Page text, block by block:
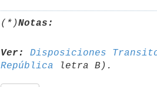
(*)Notas:
Ver:
Disposiciones
República